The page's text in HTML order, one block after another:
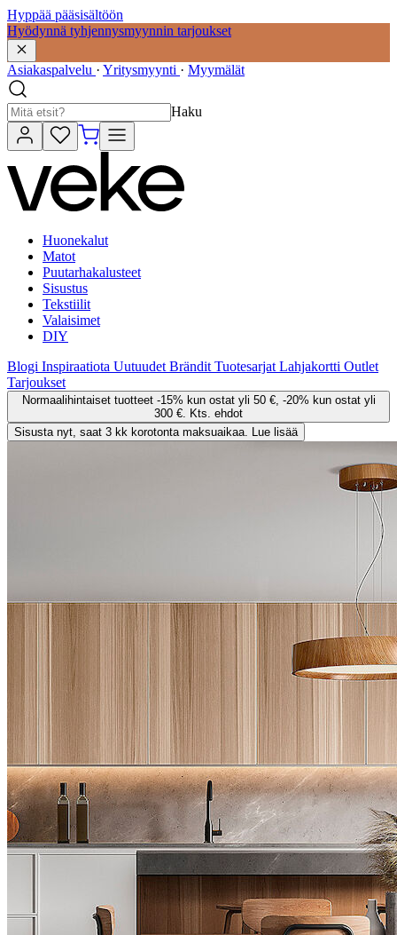
Hyppää pääsisältöön
Hyödynnä tyhjennysmyynnin tarjoukset
Asiakaspalvelu · Yritysmyynti · Myymälät
Haku
Huonekalut
Matot
Puutarhakalusteet
Sisustus
Tekstiilit
Valaisimet
DIY
Blogi Inspiraatiota Uutuudet Brändit Tuotesarjat Lahjakortti Outlet
Tarjoukset
Normaalihintaiset tuotteet -15% kun ostat yli 50 €, -20% kun ostat yli
300 €. Kts. ehdot
Sisusta nyt, saat 3 kk korotonta maksuaikaa. Lue lisää